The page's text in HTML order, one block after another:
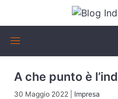
A che punto è
30 Maggio 2022 Impresa